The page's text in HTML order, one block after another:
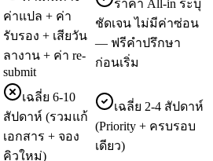
ค่าแปล + ค่า
รับรอง + เสียวัน
ลางาน + ค่า re-
submit
ราคา All-in ระบุ
ชัดเจน ไม่มีค่าซ่อน
— ฟรีคำปรึกษา
ก่อนเริ่ม
เฉลี่ย 6-10
สัปดาห์ (รวมแก้
เอกสาร + จอง
คิวใหม่)
เฉลี่ย 2-4 สัปดาห์
(Priority + ครบรอบ
เดียว)